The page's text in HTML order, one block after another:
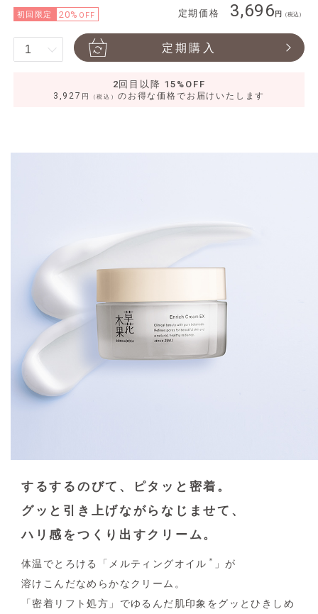
初回限定 20% OFF 定期価格 3,696 （税込）
定期購入
2回目以降 15%OFF
3,927 円 （税込） のお得な価格でお届けいたします
するするのびて、ピタッと密着。
グッと引き上げながらなじませて、
ハリ感をつくり出すクリーム。
体温でとろける「メルティングオイル ＊
」が
溶けこんだなめらかなクリーム。
「密着リフト処方」でゆるんだ肌印象をグッとひきしめ